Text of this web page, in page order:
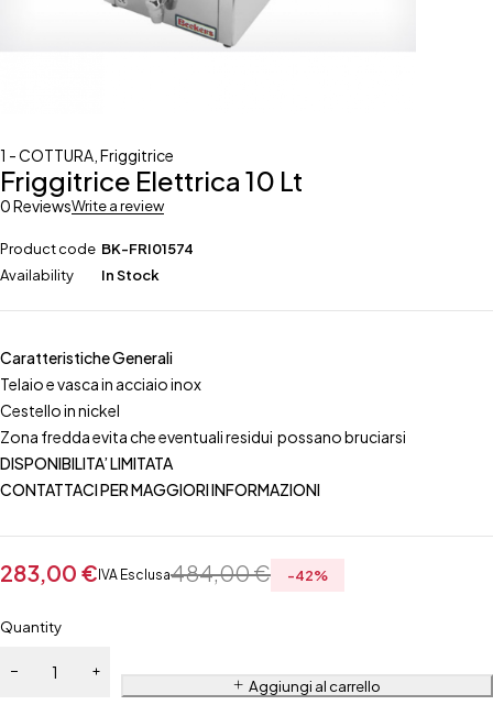
1 - COTTURA Friggitrice
Friggitrice Elettrica 10 Lt
0 ReviewsWrite a review
Product code BK-FRI01574
Availability
In Stock
Caratteristiche Generali
Telaio e vasca in acciaio inox
Cestello in nickel
Zona fredda evita che eventuali residui possano bruciarsi
DISPONIBILITA’ LIMITATA
CONTATTACI PER MAGGIORI INFORMAZIONI
484,00€
283,00 € IVA Esclusa -42%
Quantity
Aggiungi al carrello